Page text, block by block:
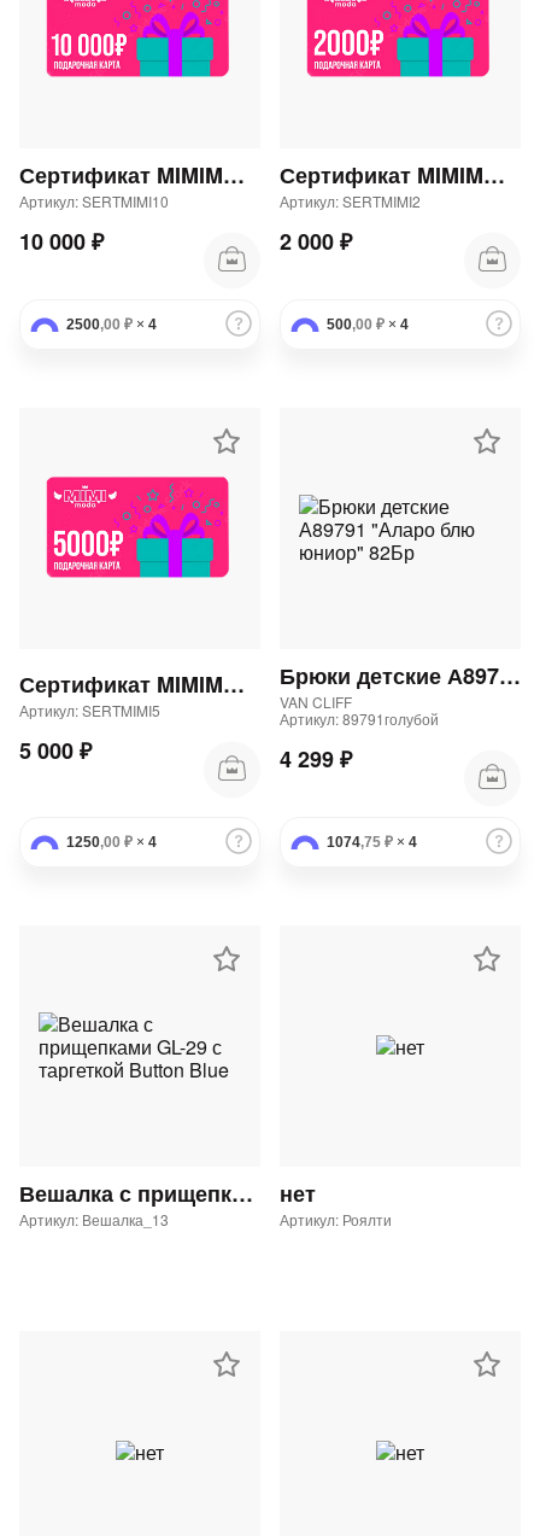
Сертификат MIMIMODA 10000 р.
Артикул: SERTMIMI10
10 000 ₽
2500,00 ₽ × 4
Сертификат MIMIMODA 2000 р.
Артикул: SERTMIMI2
2 000 ₽
500,00 ₽ × 4
Сертификат MIMIMODA 5000 р.
Артикул: SERTMIMI5
5 000 ₽
1250,00 ₽ × 4
Брюки детские А89791 "Аларо блю юниор" 82Бр
VAN CLIFF
Артикул: 89791голубой
4 299 ₽
1074,75 ₽ × 4
Вешалка с прищепками GL-29 с таргеткой Button Blue
Артикул: Вешалка_13
нет
Артикул: Роялти